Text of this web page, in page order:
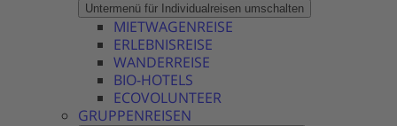
Untermenü für Individualreisen umschalten
MIETWAGENREISE
ERLEBNISREISE
WANDERREISE
BIO-HOTELS
ECOVOLUNTEER
GRUPPENREISEN